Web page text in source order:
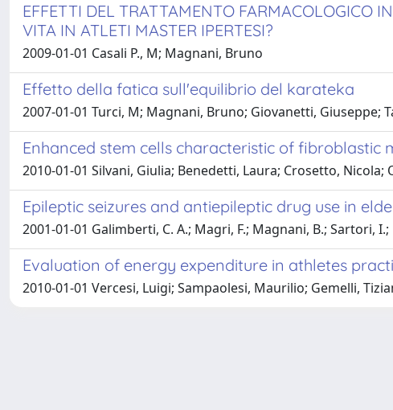
EFFETTI DEL TRATTAMENTO FARMACOLOGICO
VITA IN ATLETI MASTER IPERTESI?
2009-01-01 Casali P., M; Magnani, Bruno
Effetto della fatica sull'equilibrio del karateka
2007-01-01 Turci, M; Magnani, Bruno; Giovanetti, Giuseppe;
Enhanced stem cells characteristic of fibroblastic
2010-01-01 Silvani, Giulia; Benedetti, Laura; Crosetto, Nicola;
Epileptic seizures and antiepileptic drug use in
2001-01-01 Galimberti, C. A.; Magri, F.; Magnani, B.; Sartori,
Evaluation of energy expenditure in athletes
2010-01-01 Vercesi, Luigi; Sampaolesi, Maurilio; Gemelli,